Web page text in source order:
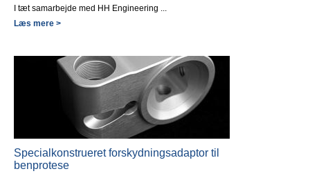
I tæt samarbejde med HH Engineering ...
Læs mere >
Specialkonstrueret forskydningsadaptor til
benprotese